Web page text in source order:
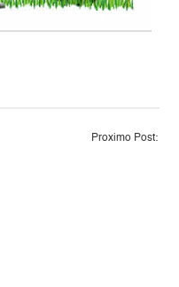
Proximo Post: